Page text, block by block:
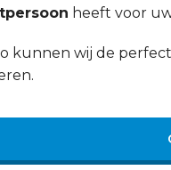
heeft voor
kunnen wij de